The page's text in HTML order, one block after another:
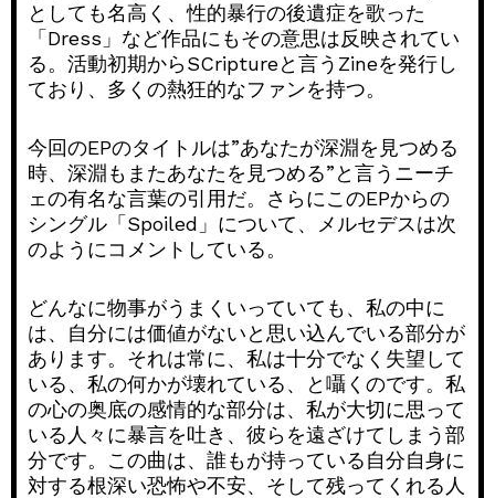
としても名高く、性的暴行の後遺症を歌った
「Dress」など作品にもその意思は反映されてい
る。活動初期からSCriptureと言うZineを発行し
ており、多くの熱狂的なファンを持つ。
今回のEPのタイトルは”あなたが深淵を見つめる
時、深淵もまたあなたを見つめる”と言うニーチ
ェの有名な言葉の引用だ。さらにこのEPからの
シングル「Spoiled」について、メルセデスは次
のようにコメントしている。
どんなに物事がうまくいっていても、私の中に
は、自分には価値がないと思い込んでいる部分が
あります。それは常に、私は十分でなく失望して
いる、私の何かが壊れている、と囁くのです。私
の心の奥底の感情的な部分は、私が大切に思って
いる人々に暴言を吐き、彼らを遠ざけてしまう部
分です。この曲は、誰もが持っている自分自身に
対する根深い恐怖や不安、そして残ってくれる人